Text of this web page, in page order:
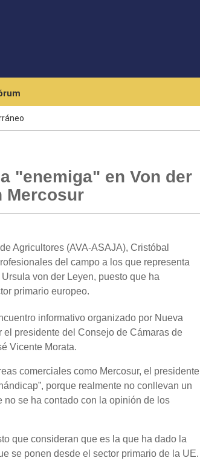
"enemiga" en Von der
Mercosur
Agricultores (AVA-ASAJA), Cristóbal
del campo a los que representa
von der Leyen, puesto que ha
primario europeo.
informativo organizado por Nueva
presidente del Consejo de Cámaras de
Vicente Morata.
comerciales como Mercosur, el presidente
porque realmente no conllevan un
no se ha contado con la opinión de los
que consideran que es la que ha dado la
se ponen desde el sector primario de la UE.